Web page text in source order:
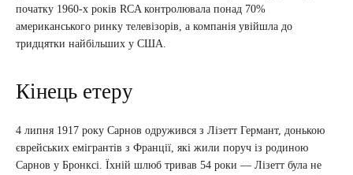
початку 1960-х років RCA контролювала понад 70%
американського ринку телевізорів, а компанія увійшла до
тридцятки найбільших у США.
Кінець етеру
4 липня 1917 року Сарнов одружився з Лізетт Германт, донькою
єврейських емігрантів з Франції, які жили поруч із родиною
Сарнов у Бронксі. Їхній шлюб тривав 54 роки — Лізетт була не